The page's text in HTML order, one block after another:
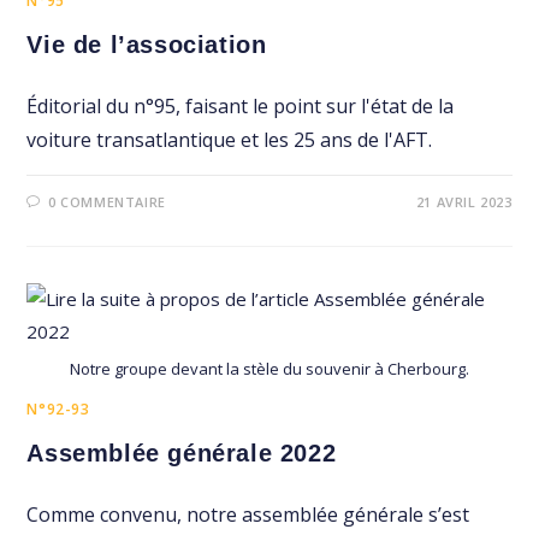
Vie de l’association
Éditorial du n°95, faisant le point sur l'état de la
voiture transatlantique et les 25 ans de l'AFT.
0 COMMENTAIRE 21 AVRIL 2023
Notre groupe devant la stèle du souvenir à Cherbourg.
N°92-93
Assemblée générale 2022
Comme convenu, notre assemblée générale s’est